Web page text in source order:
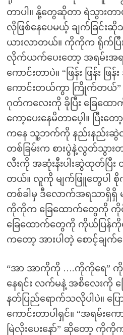
တာပါ။ နို့တွေဆိုတာ ရဲသွားတာ
လိုဖြစ်နေပေမယ့် ချက်ခြင်းဆိုသ
ယားလာတယ်။ ကိုကိုက ရိုက်ပြီ
လိုက်ယက်ပေးတော့ အရမ်းအ
ကောင်းတာပဲ။ “ဖြန်း ဖြန်း
ကောင်းတယ်ကွာ ကြိုက်တယ်”
ဂုတ်ကလေးကို ခိုပြီး ခြေထေ
ကော့ပေးနေမိတာပေ့ါ။ ပြီး
ကနေ သူ့ဘက်ကို နည်းနည်းဆွဲ
တစ်ခြမ်းက စားပွဲနဲ့လွတ်သွာ
လီးကို အဆုံးနီးပါးဆွဲထုတ်ပြီး
တယ်။ လူကို မျက်ဖြူတွေပါ စို
တစ်ခါမှ ဒီလောက်အရသာရှိရှိ မ
ကိုကိုက ခြေထောက်တွေကို ကို
ခြေထောက်တွေကို ကိုယ်ပြန်
ကတော့ အားပါတဲ့ စောင့်ချ
“အာ အာကိုကို ….ကိုကိုရေ”
နေရင်း လက်မနဲ့ အစိလေးကို
နတ်ပြည်ရောက်သလိုပါပဲ။ ပြ
ကောင်းတာပါရှင်။ “အရမ်း
မြဲလိုးပေးနော်” ဆိုတော့ ကိုကို